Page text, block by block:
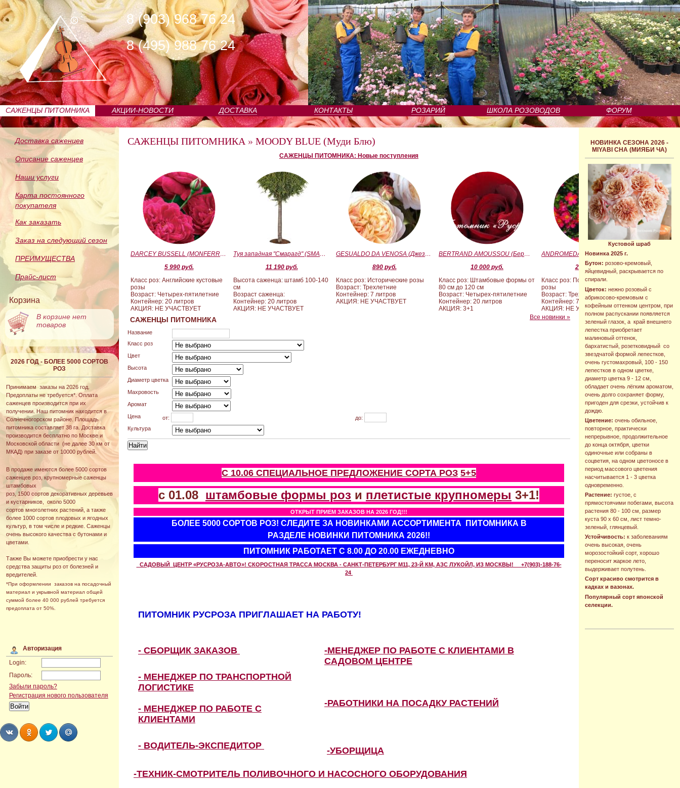
8 (903) 968 76 24
8 (495) 988 76 24
САЖЕНЦЫ ПИТОМНИКА АКЦИИ-НОВОСТИ ДОСТАВКА КОНТАКТЫ РОЗАРИЙ ШКОЛА РОЗОВОДОВ ФОРУМ
Доставка саженцев
Описание саженцев
Наши услуги
Карта постоянного
покупателя
Как заказать
Заказ на следующий сезон
ПРЕИМУЩЕСТВА
Прайс-лист
Корзина
В корзине нет
товаров
2026 ГОД - БОЛЕЕ 5000 СОРТОВ
РОЗ
Принимаем заказы на 2026 год.
Предоплаты не требуется*. Оплата
саженцев производится при их
получении. Наш питомник находится в
Солнечногорском районе. Площадь
питомника составляет 38 га. Доставка
производится бесплатно по Москве и
Московской области (не далее 30 км от
МКАД) при заказе от 10000 рублей.
В продаже имеются более 5000 сортов
саженцев роз, крупномерные саженцы
штамбовых
роз, 1500 сортов декоративных деревьев
и кустарников, около 5000
сортов многолетних растений, а также
более 1000 сортов плодовых и ягодных
культур, в том числе и редкие. Саженцы
очень высокого качества с бутонами и
цветами.
Также Вы можете приобрести у нас
средства защиты роз от болезней и
вредителей.
*При оформлении заказов на посадочный
материал и укрывной материал общей
суммой более 40 000 рублей требуется
предоплата от 50%.
Авторизация
Login:
Пароль:
Забыли пароль?
Регистрация нового пользователя
НОВИНКА СЕЗОНА 2026 -
MIYABI CHA (МИЯБИ ЧА)
Кустовой шраб
Новинка 2025 г.
Бутон: розово-кремовый,
яйцевидный, раскрывается по
спирали.
Цветок: нежно розовый с
абрикосово-кремовым с
кофейным оттенком центром, при
полном распускании появляется
зеленый глазок, а край внешнего
лепестка приобретает
малиновый оттенок,
бархатистый, розетковидный со
звездчатой формой лепестков,
очень густомахровый, 100 - 150
лепестков в одном цветке,
диаметр цветка 9 - 12 см,
обладает очень лёгким ароматом,
очень долго сохраняет форму,
пригоден для срезки, устойчив к
дождю.
Цветение: очень обильное,
повторное, практически
непрерывное, продолжительное
до конца октября, цветки
одиночные или собраны в
соцветия, на одном цветоносе в
период массового цветения
насчитывается 1 - 3 цветка
одновременно.
Растение: густое, с
прямостоячими побегами, высота
растения 80 - 100 см, размер
куста 90 х 60 см, лист темно-
зеленый, глянцевый.
Устойчивость: к заболеваниям
очень высокая, очень
морозостойкий сорт, хорошо
переносит жаркое лето,
выдерживает полутень.
Сорт красиво смотрится в
кадках и вазонах.
Популярный сорт японской
селекции.
САЖЕНЦЫ ПИТОМНИКА » MOODY BLUE (Муди Блю)
САЖЕНЦЫ ПИТОМНИКА: Новые поступления
DARCEY BUSSELL (MONFERRATO) (Дарси Басл)
5 990 руб.
Класс роз: Английские кустовые
розы
Возраст: Четырех-пятилетние
Контейнер: 20 литров
АКЦИЯ: НЕ УЧАСТВУЕТ
Туя западная "Смарагд" (SMARAGD) ШТАМБ 100-140
11 190 руб.
Высота саженца: штамб 100-140
см
Возраст саженца:
Контейнер: 20 литров
АКЦИЯ: НЕ УЧАСТВУЕТ
GESUALDO DA VENOSA (Джезуальдо Ди Веноза)
890 руб.
Класс роз: Исторические розы
Возраст: Трехлетние
Контейнер: 7 литров
АКЦИЯ: НЕ УЧАСТВУЕТ
BERTRAND AMOUSSOU (Бертран Амуссу)
10 000 руб.
Класс роз: Штамбовые формы от
80 см до 120 см
Возраст: Четырех-пятилетние
Контейнер: 20 литров
АКЦИЯ: 3+1
2 090 руб.
Класс роз: Почвопокровные
розы
Возраст: Трехлетние
Контейнер: 7 литров
АКЦИЯ: НЕ УЧАСТВУЕТ
Все новинки »
САЖЕНЦЫ ПИТОМНИКА
Название
Класс роз
Цвет
Высота
Диаметр цветка
Махровость
Аромат
Цена
от:
до:
Культура
С 10.06 СПЕЦИАЛЬНОЕ ПРЕДЛОЖЕНИЕ СОРТА РОЗ 5+5
с 01.08 штамбовые формы роз и плетистые крупномеры 3+1!
ОТКРЫТ ПРИЕМ ЗАКАЗОВ НА 2026 ГОД!!!
БОЛЕЕ 5000 СОРТОВ РОЗ! СЛЕДИТЕ ЗА НОВИНКАМИ АССОРТИМЕНТА ПИТОМНИКА В
РАЗДЕЛЕ НОВИНКИ ПИТОМНИКА 2026!!
ПИТОМНИК РАБОТАЕТ С 8.00 ДО 20.00 ЕЖЕДНЕВНО
САДОВЫЙ ЦЕНТР «РУСРОЗА-АВТО»! СКОРОСТНАЯ ТРАССА МОСКВА - САНКТ-ПЕТЕРБУРГ М11, 23-Й КМ, АЗС ЛУКОЙЛ, ИЗ МОСКВЫ! +7(903)-188-76-
24
ПИТОМНИК РУСРОЗА ПРИГЛАШАЕТ НА РАБОТУ!
- СБОРЩИК ЗАКАЗОВ
-МЕНЕДЖЕР ПО РАБОТЕ С КЛИЕНТАМИ В
САДОВОМ ЦЕНТРЕ
- МЕНЕДЖЕР ПО ТРАНСПОРТНОЙ
ЛОГИСТИКЕ
- МЕНЕДЖЕР ПО РАБОТЕ С
КЛИЕНТАМИ
-РАБОТНИКИ НА ПОСАДКУ РАСТЕНИЙ
- ВОДИТЕЛЬ-ЭКСПЕДИТОР -УБОРЩИЦА
-ТЕХНИК-СМОТРИТЕЛЬ ПОЛИВОЧНОГО И НАСОСНОГО ОБОРУДОВАНИЯ